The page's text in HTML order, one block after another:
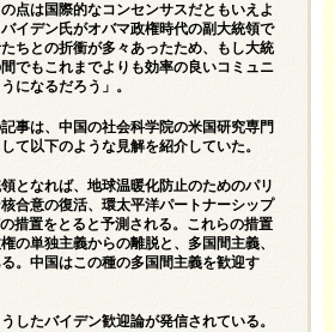
点は国際的なコンセンサスだともいえよ
イデン氏がオバマ政権時代の副大統領で
ちとの折衝が多々あったため、もし大統
でもこれまでよりも効率の良いコミュニ
になるだろう」。
事は、中国の社会科学院の米国研究専門
て以下のような見解を紹介していた。
となれば、地球温暖化防止のためのパリ
合意の復活、環太平洋パートナーシップ
措置をとると予測される。これらの措置
の単独主義からの離脱と、多国間主義、
。中国はこの種の多国間主義を歓迎す
したバイデン歓迎論が発信されている。